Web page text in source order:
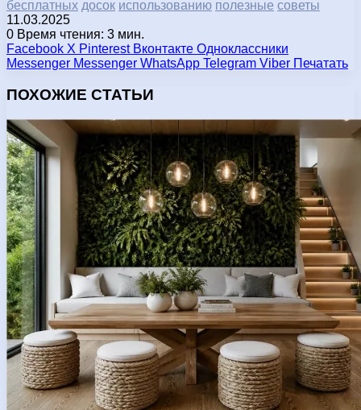
бесплатных досок использованию полезные советы
11.03.2025
0 Время чтения: 3 мин.
Facebook X Pinterest Вконтакте Одноклассники
Messenger Messenger WhatsApp Telegram Viber Печатать
ПОХОЖИЕ СТАТЬИ